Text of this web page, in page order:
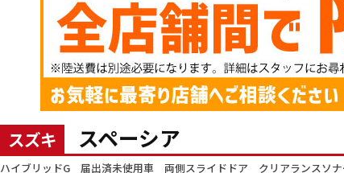
スズキ スペーシア
ハイブリッドG 届出済未使用車 両側スライドドア クリアランス